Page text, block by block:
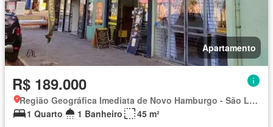
Apartamento
R$ 189.000
Região Geográfica Imediata de Novo Hamburgo - São Leopoldo, Região Metropolitana de Porto Alegre
1 Quarto
1 Banheiro 45 m²